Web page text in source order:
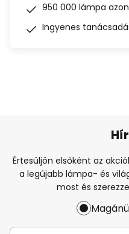
950 000 lámpa
Ingyenes
Értesüljön elsőként az
a legújabb lámpa- és
most és